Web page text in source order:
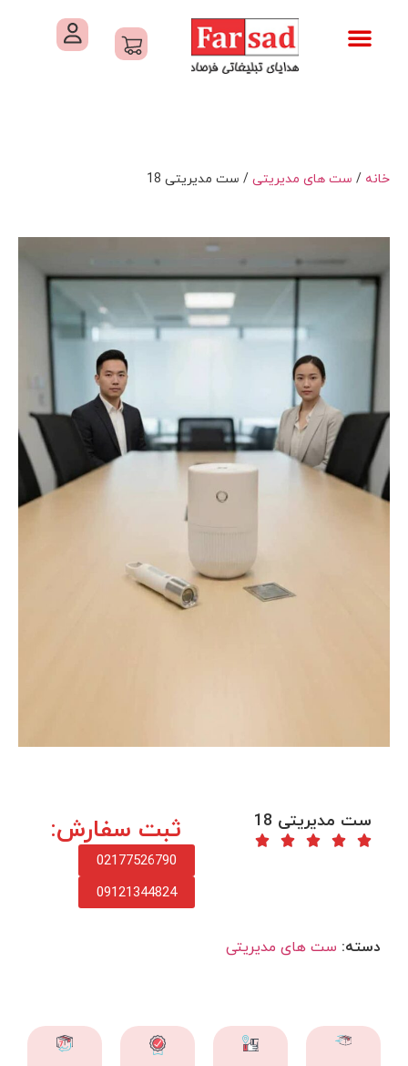
خانه / ست های مدیریتی/ ست مدیریتی 18
ست مدیریتی 18 ثبت سفارش:
02177526790
09121344824
دسته: ست های مدیریتی